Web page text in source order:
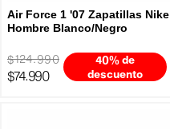
Air Force 1 '07 Zapatillas Nike
Hombre Blanco/Negro
$124.990
$74.990
40% de
descuento